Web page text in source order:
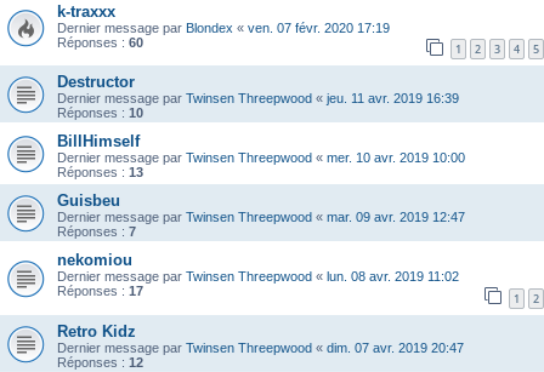
k-traxxx
Dernier message par Blondex « ven. 07 févr. 2020 17:19
Réponses : 60 1 2 3 4 5
Destructor
Dernier message par Twinsen Threepwood « jeu. 11 avr. 2019 16:39
Réponses : 10
BillHimself
Dernier message par Twinsen Threepwood « mer. 10 avr. 2019 10:00
Réponses : 13
Guisbeu
Dernier message par Twinsen Threepwood « mar. 09 avr. 2019 12:47
Réponses : 7
nekomiou
Dernier message par Twinsen Threepwood « lun. 08 avr. 2019 11:02
Réponses : 17 1 2
Retro Kidz
Dernier message par Twinsen Threepwood « dim. 07 avr. 2019 20:47
Réponses : 12